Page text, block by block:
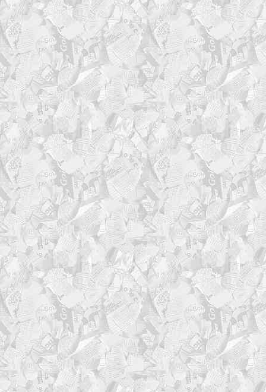
'./proc/*' './sys/*' './
'./media/*' './tmp/*' './
)
# число последних
KEEP_COUNT=5
COMPRESSOR_DEFAULT="xz -
declare -A FSTYPES=(
[efi]="vfat"
[boot]="xfs"
[rootfs]="xfs"
[home]="xfs"
[var]="xfs"
[swap]="swap"
)
### === ПРОФЕССИОНАЛЬНОЕ